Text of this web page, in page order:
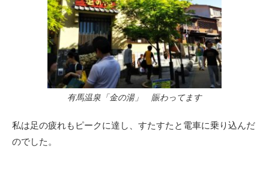
有馬温泉「金の湯」 賑わってます
私は足の疲れもピークに達し、すたすたと電車に乗り込んだ
のでした。